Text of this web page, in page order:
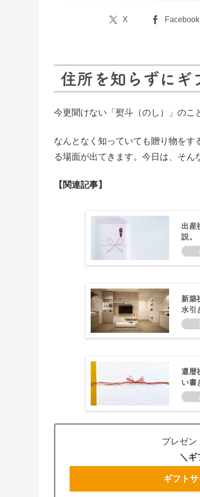
X Facebook
今更聞けない「熨斗（のし）」のこ
なんとなく知っていても贈り物をす
る場面が出てきます。今日は、そん
【関連記事】
出産
説。
新築
水引
もご
還暦
い書
プレゼン
＼ギ
ギフト